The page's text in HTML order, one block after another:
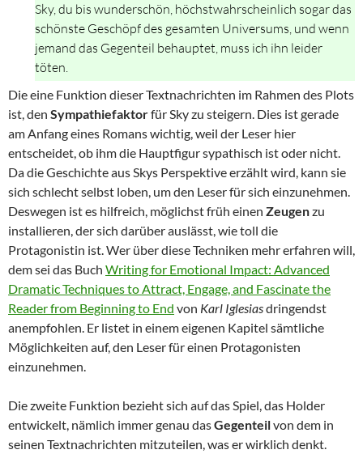
Sky, du bis wunderschön, höchstwahrscheinlich sogar das
schönste Geschöpf des gesamten Universums, und wenn
jemand das Gegenteil behauptet, muss ich ihn leider
töten.
Die eine Funktion dieser Textnachrichten im Rahmen des Plots
ist, den Sympathiefaktorfür Sky zu steigern. Dies ist gerade
am Anfang eines Romans wichtig, weil der Leser hier
entscheidet, ob ihm die Hauptfigur sypathisch ist oder nicht.
Da die Geschichte aus Skys Perspektive erzählt wird, kann sie
sich schlecht selbst loben, um den Leser für sich einzunehmen.
Deswegen ist es hilfreich, möglichst früh einen Zeugenzu
installieren, der sich darüber auslässt, wie toll die
Protagonistin ist. Wer über diese Techniken mehr erfahren will,
dem sei das Buch Writing for Emotional Impact: Advanced
Dramatic Techniques to Attract, Engage, and Fascinate the
Reader from Beginning to End von Karl Iglesiasdringendst
anempfohlen. Er listet in einem eigenen Kapitel sämtliche
Möglichkeiten auf, den Leser für einen Protagonisten
einzunehmen.
Die zweite Funktion bezieht sich auf das Spiel, das Holder
entwickelt, nämlich immer genau dasGegenteilvon dem in
seinen Textnachrichten mitzuteilen, was er wirklich denkt.